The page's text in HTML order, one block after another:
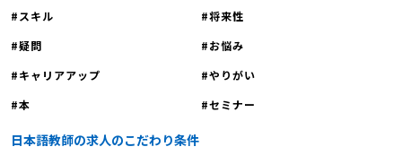
スキル
将来性
疑問
お悩み
キャリアアップ
やりがい
本
セミナー
日本語教師の求人のこだわり条件